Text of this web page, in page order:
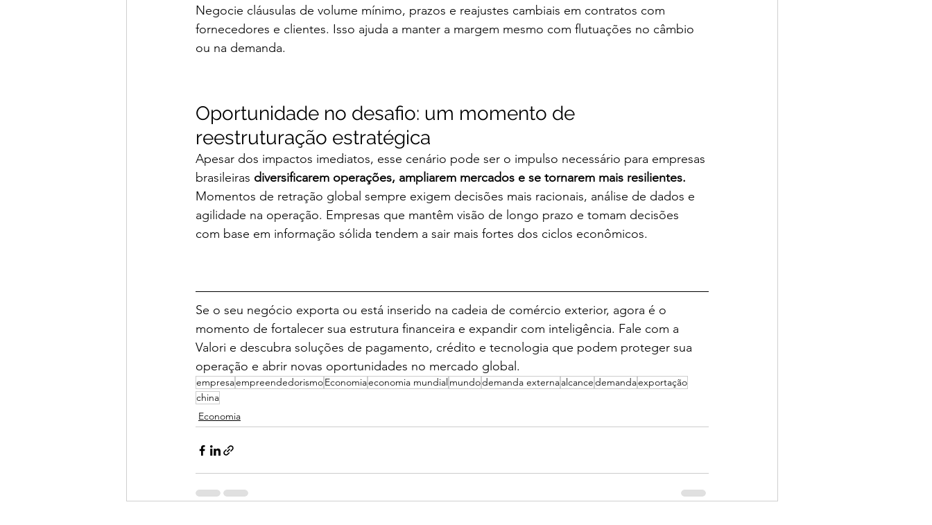
Negocie cláusulas de volume mínimo, prazos e reajustes cambiais em contratos com
fornecedores e clientes. Isso ajuda a manter a margem mesmo com flutuações no câmbio
ou na demanda.
Oportunidade no desafio: um momento de
reestruturação estratégica
Apesar dos impactos imediatos, esse cenário pode ser o impulso necessário para empresas
brasileiras diversificarem operações, ampliarem mercados e se tornarem mais resilientes.
Momentos de retração global sempre exigem decisões mais racionais, análise de dados e
agilidade na operação. Empresas que mantêm visão de longo prazo e tomam decisões
com base em informação sólida tendem a sair mais fortes dos ciclos econômicos.
Se o seu negócio exporta ou está inserido na cadeia de comércio exterior, agora é o
momento de fortalecer sua estrutura financeira e expandir com inteligência. Fale com a
Valori e descubra soluções de pagamento, crédito e tecnologia que podem proteger sua
operação e abrir novas oportunidades no mercado global.
empresaempreendedorismoEconomiaeconomia mundialmundodemanda externaalcancedemandaexportação
china
Economia